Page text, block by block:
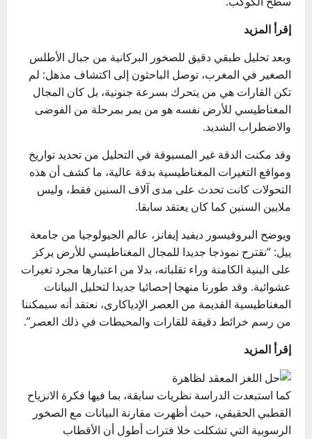
إقرأ المزيد
وبعد تحليل طبقي دقيق للصخور البركانية من جبال الأطلس
الصغير في المغرب، توصل الباحثون إلى اكتشاف مذهل: لم
تكن القارات هي من يتحرك بسرعة جنونية، بل كان المجال
المغناطيسي للأرض نفسه هو من يمر بمرحلة من الفوضى
والاضطراب الشديد.
وقد مكنت الدقة غير المسبوقة في التحليل من تحديد تواريخ
ومواقع التغيرات المغناطيسية بدقة عالية، ما كشف أن هذه
التحولات كانت تحدث على مدى آلاف السنين فقط، وليس
ملايين السنين كما كان يعتقد سابقا.
ويوضح البروفيسور ديفيد إيفانز، عالم الجيولوجيا من جامعة
ييل: “نقترح نموذجا جديدا للمجال المغناطيسي للأرض يركز
على البنية الكامنة وراء تقلباته، بدلا من اعتبارها مجرد تغيرات
عشوائية. وقد طورنا منهجا إحصائيا جديدا لتحليل البيانات
المغناطيسية القديمة من العصر الإدياكارى، نعتقد أنه سيمكننا
من رسم خرائط دقيقة للقارات والمحيطات في ذلك العصر”.
إقرأ المزيد
كما استبعدت الدراسة نظريات سابقة، بما فيها فكرة الانزياح
القطبي الحقيقي، حيث أظهرت مقارنة البيانات مع الصخور
الرسوبية التي تشكلت خلا فترات أطول أن الأقطاب